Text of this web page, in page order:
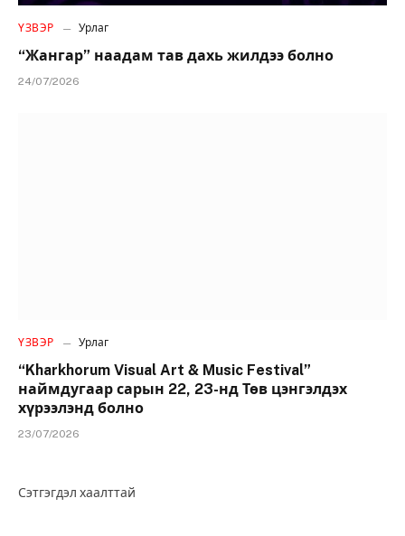
ҮЗВЭР Урлаг
“Жангар” наадам тав дахь жилдээ болно
24/07/2026
ҮЗВЭР Урлаг
“Kharkhorum Visual Art & Music Festival”
наймдугаар сарын 22, 23-нд Төв цэнгэлдэх
хүрээлэнд болно
23/07/2026
Сэтгэгдэл хаалттай